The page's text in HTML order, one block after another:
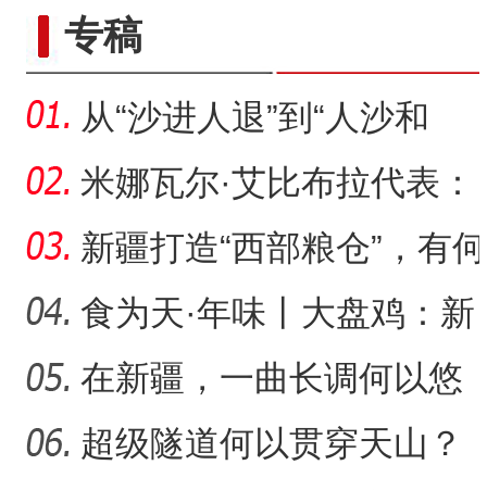
专稿
从“沙进人退”到“人沙和
谐”，新疆何以在“死亡
米娜瓦尔·艾比布拉代表：
让少数民族古籍文字“活
新疆打造“西部粮仓”，有何
支撑？
食为天·年味丨大盘鸡：新
疆春节餐桌上的年味担当
在新疆，一曲长调何以悠
扬？
超级隧道何以贯穿天山？